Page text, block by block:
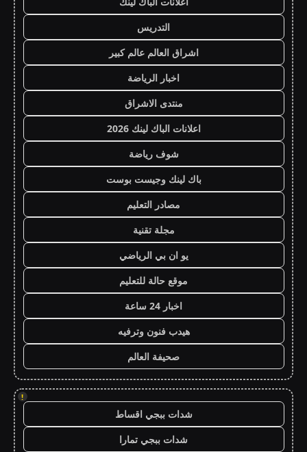
التدريس
اشراق العالم عالم كبير
اخبار الرياضة
منتدى الاشراق
اعلانات الباك لينك 2026
شوف رياضة
باك لينك وجيست بوست
مصادر التعليم
مجلة تقنية
يو ان بي الرياضي
موقع حالة للتعليم
اخبار 24 ساعة
هيدب فنون وترفيه
صحيفة العالم
!
شدات ببجي اقساط
شدات ببجي تمارا